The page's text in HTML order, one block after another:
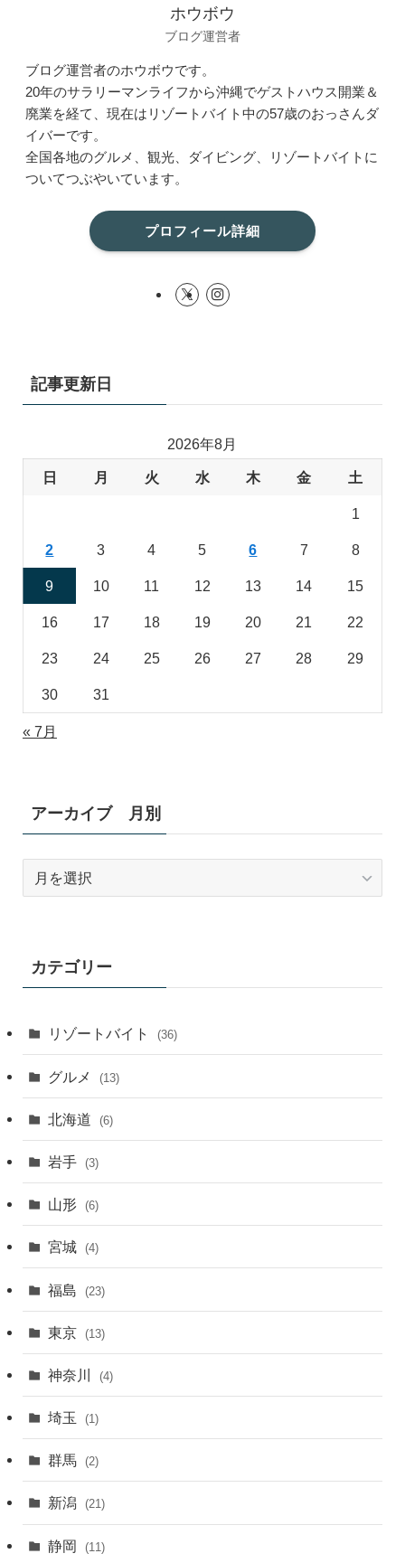
ホウボウ
ブログ運営者
ブログ運営者のホウボウです。
20年のサラリーマンライフから沖縄でゲストハウス開業＆
廃業を経て、現在はリゾートバイト中の57歳のおっさんダ
イバーです。
全国各地のグルメ、観光、ダイビング、リゾートバイトに
ついてつぶやいています。
プロフィール詳細
記事更新日
2026年8月
日 月 火 水 木 金 土
1
2 3 4 5 6 7 8
9 10 11 12 13 14 15
16 17 18 19 20 21 22
23 24 25 26 27 28 29
30 31
« 7月
アーカイブ 月別
ブ
カテゴリー
リゾートバイト (36)
グルメ (13)
北海道 (6)
岩手 (3)
山形 (6)
宮城 (4)
福島 (23)
東京 (13)
神奈川 (4)
埼玉 (1)
群馬 (2)
新潟 (21)
静岡 (11)